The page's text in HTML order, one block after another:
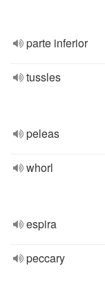
parte inferior
tussles
peleas
whorl
espira
peccary